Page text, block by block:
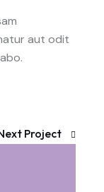
aut odit
Project